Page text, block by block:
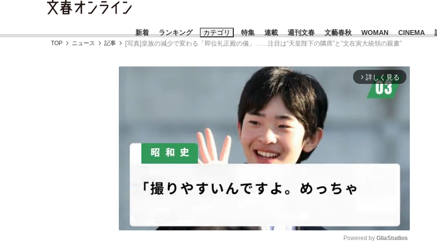
新着 ランキング カテゴリ
「90%は失敗する。でも…」本田圭佑が初めて明かした日本代表監督に... 「最悪の空気のまま解散」
特集 連載 週刊文春 文藝春秋 WOMAN CINEMA
おすすめのキーワードタグ一覧
#高市早苗 #後藤真希 #城彰二
#玉木雄一郎
#亀和田武
TOP ニュース 記事 [写真]皇族の減少で変わる「即位礼正殿の儀」……注目は“天皇陛下の隣席”と“文在寅大統領の親書”
arrow_forward_ios 詳しく見る
Powered by GliaStudios